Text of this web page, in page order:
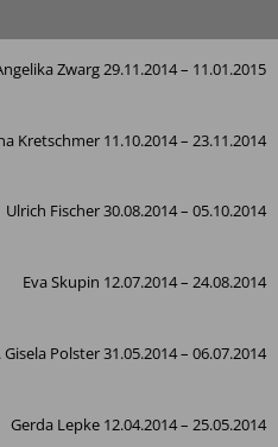
Zwarg 29.11.2014 – 11.01.2015
Kretschmer 11.10.2014 – 23.11.2014
Ulrich Fischer 30.08.2014 – 05.10.2014
Eva Skupin 12.07.2014 – 24.08.2014
Gisela Polster 31.05.2014 – 06.07.2014
Gerda Lepke 12.04.2014 – 25.05.2014